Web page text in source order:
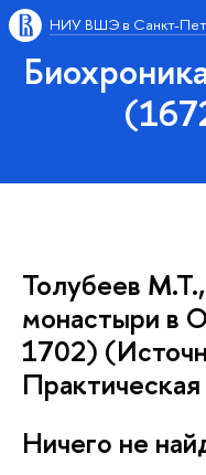
НИУ ВШЭ в Санкт-
Толубеев
монастыри в
1702)
Ничего не